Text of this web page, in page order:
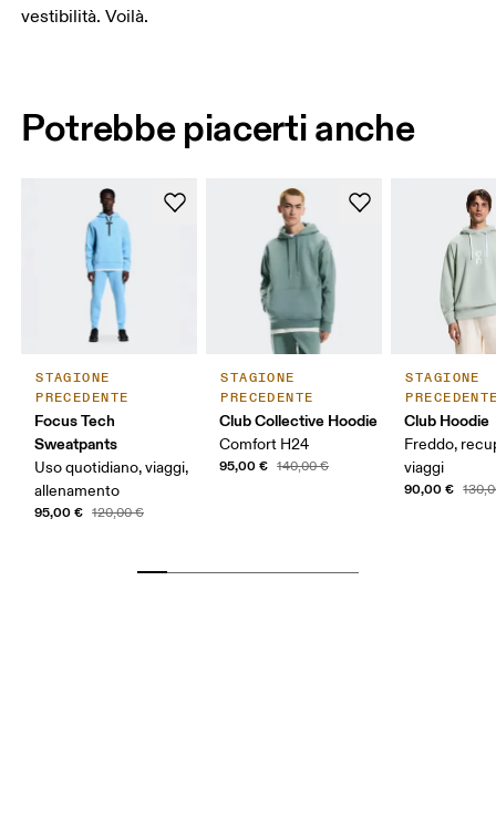
vestibilità. Voilà.
Potrebbe piacerti anche
STAGIONE
PRECEDENTE
Focus Tech
Sweatpants
Uso quotidiano, viaggi,
allenamento
95,00 € 120,00 €
STAGIONE
PRECEDENTE
Club Collective Hoodie
Comfort H24
95,00 € 140,00 €
STAGIONE
Club Hoodie
Freddo,
viaggi
90,00 €